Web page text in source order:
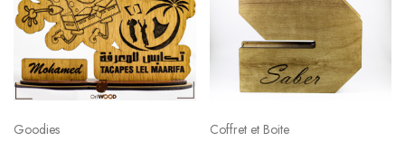
Goodies Coffret et Boite